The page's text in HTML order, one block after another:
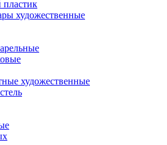
художественные
художественные